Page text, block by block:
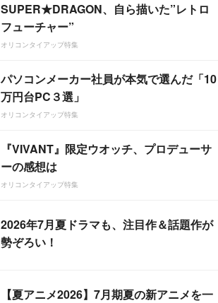
SUPER★DRAGON、自ら描いた”レトロ
フューチャー”
オリコンタイアップ特集
パソコンメーカー社員が本気で選んだ「10
万円台PC３選」
オリコンタイアップ特集
『VIVANT』限定ウオッチ、プロデューサ
ーの感想は
オリコンタイアップ特集
2026年7月夏ドラマも、注目作＆話題作が
勢ぞろい！
【夏アニメ2026】7月期夏の新アニメを一